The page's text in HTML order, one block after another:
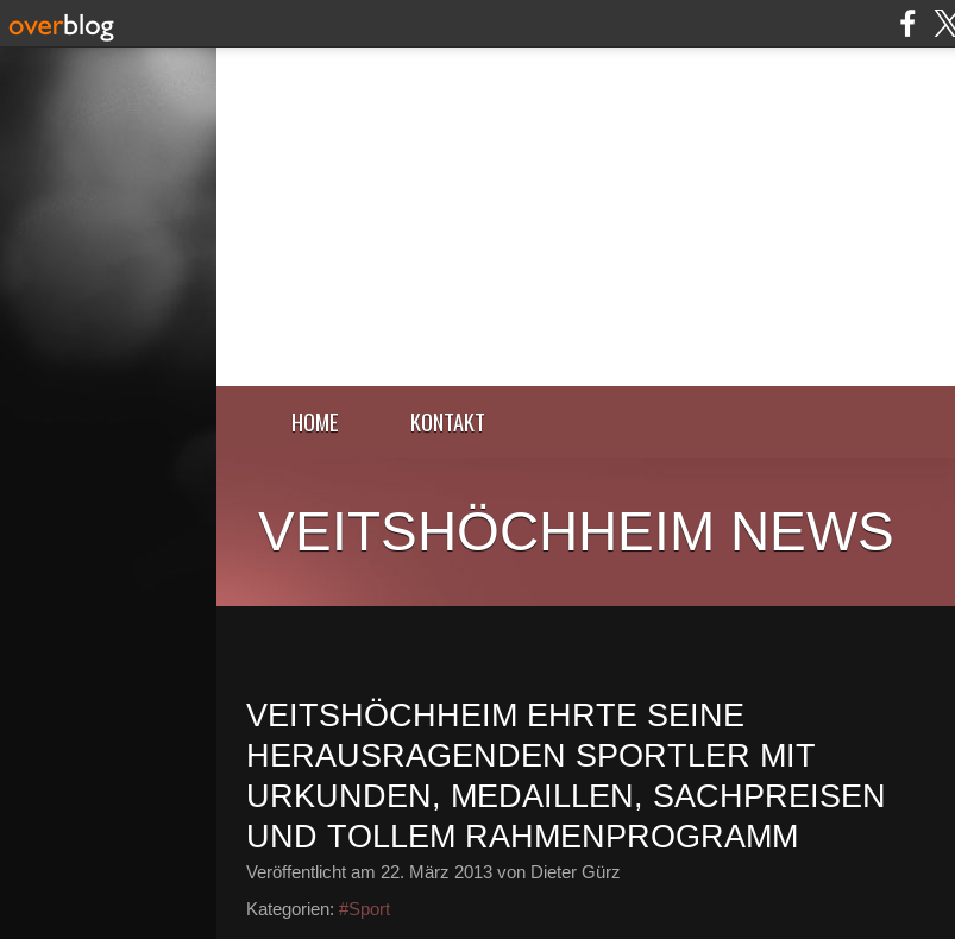
HOME KONTAKT
VEITSHÖCHHEIM NEWS
VEITSHÖCHHEIM EHRTE SEINE
HERAUSRAGENDEN SPORTLER MIT
URKUNDEN, MEDAILLEN, SACHPREISEN
UND TOLLEM RAHMENPROGRAMM
Veröffentlicht am 22. März 2013 von Dieter Gürz
Kategorien: #Sport